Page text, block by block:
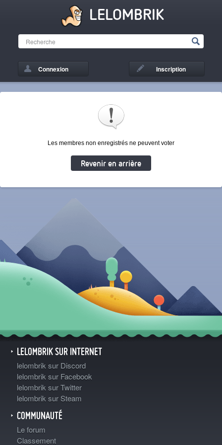
LELOMBRIK
Connexion Inscription
Les membres non enregistrés ne peuvent voter
Revenir en arrière
LELOMBRIK SUR INTERNET
lelombrik sur Discord
lelombrik sur Facebook
lelombrik sur Twitter
lelombrik sur Steam
COMMUNAUTÉ
Le forum
Classement